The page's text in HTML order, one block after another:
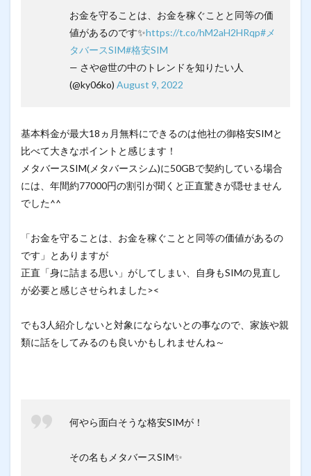
お金を守ることは、お金を稼ぐことと同等の価
値があるのです✨https://t.co/hM2aH2HRqp#メ
タバースSIM#格安SIM
— さや@世の中のトレンドを知りたい人
(@ky06ko) August 9, 2022
基本料金が最大18ヵ月無料にできるのは他社の御格安SIMと
比べて大きなポイントと感じます！
メタバースSIM(メタバースシム)に50GBで契約している場合
には、年間約77000円の割引が聞くと正直驚きが隠せません
でした^^
「お金を守ることは、お金を稼ぐことと同等の価値があるの
です」とありますが
正直「身に詰まる思い」がしてしまい、自身もSIMの見直し
が必要と感じさせられました><
でも3人紹介しないと対象にならないとの事なので、家族や親
類に話をしてみるのも良いかもしれませんね～
何やら面白そうな格安SIMが！
その名もメタバースSIM✨